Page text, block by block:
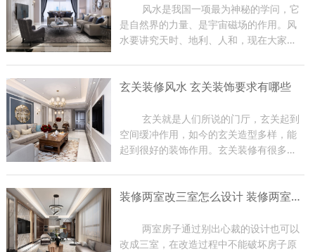
	风水是我国一项最为神秘的学问，它
是自然界的力量、是宇宙磁场的作用。风
水要讲究天时、地利、人和，现在大家在
装修时有很多禁忌。那么下面东游装饰的
玄关装修风水 玄关装饰要求有哪些
	玄关就是人们所说的门厅，玄关起到
空间缓冲作用，如今的玄关造型多样，能
起到很好的装饰作用。玄关装修有很多风
康，严重时会影响到主人的事业。下面小装修两室改三室怎么设计 装修两室注意事项
	两室房子通过别出心裁的设计也可以
改成三室，在改造过程中不能破坏房子原